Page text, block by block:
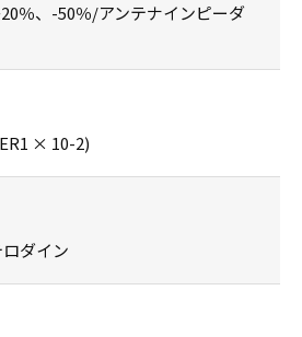
％、-50％/アンテナインピーダ
× 10-2)
ダイン